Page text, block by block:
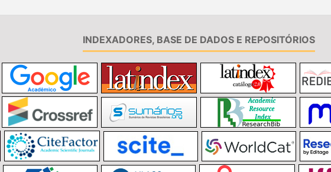
INDEXADORES, BASE DE DADOS E REPOSITÓRIOS